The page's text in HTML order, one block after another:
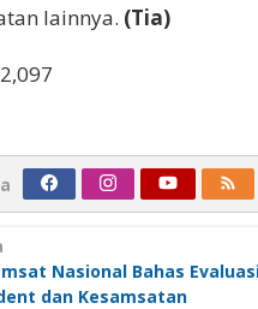
lainnya. (Tia)
2,097
Nasional Bahas
dan Kesamsatan